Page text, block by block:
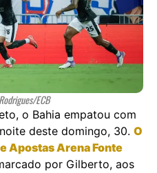
ECB
o Bahia empatou com
deste domingo, 30. O
Apostas Arena Fonte
por Gilberto, aos